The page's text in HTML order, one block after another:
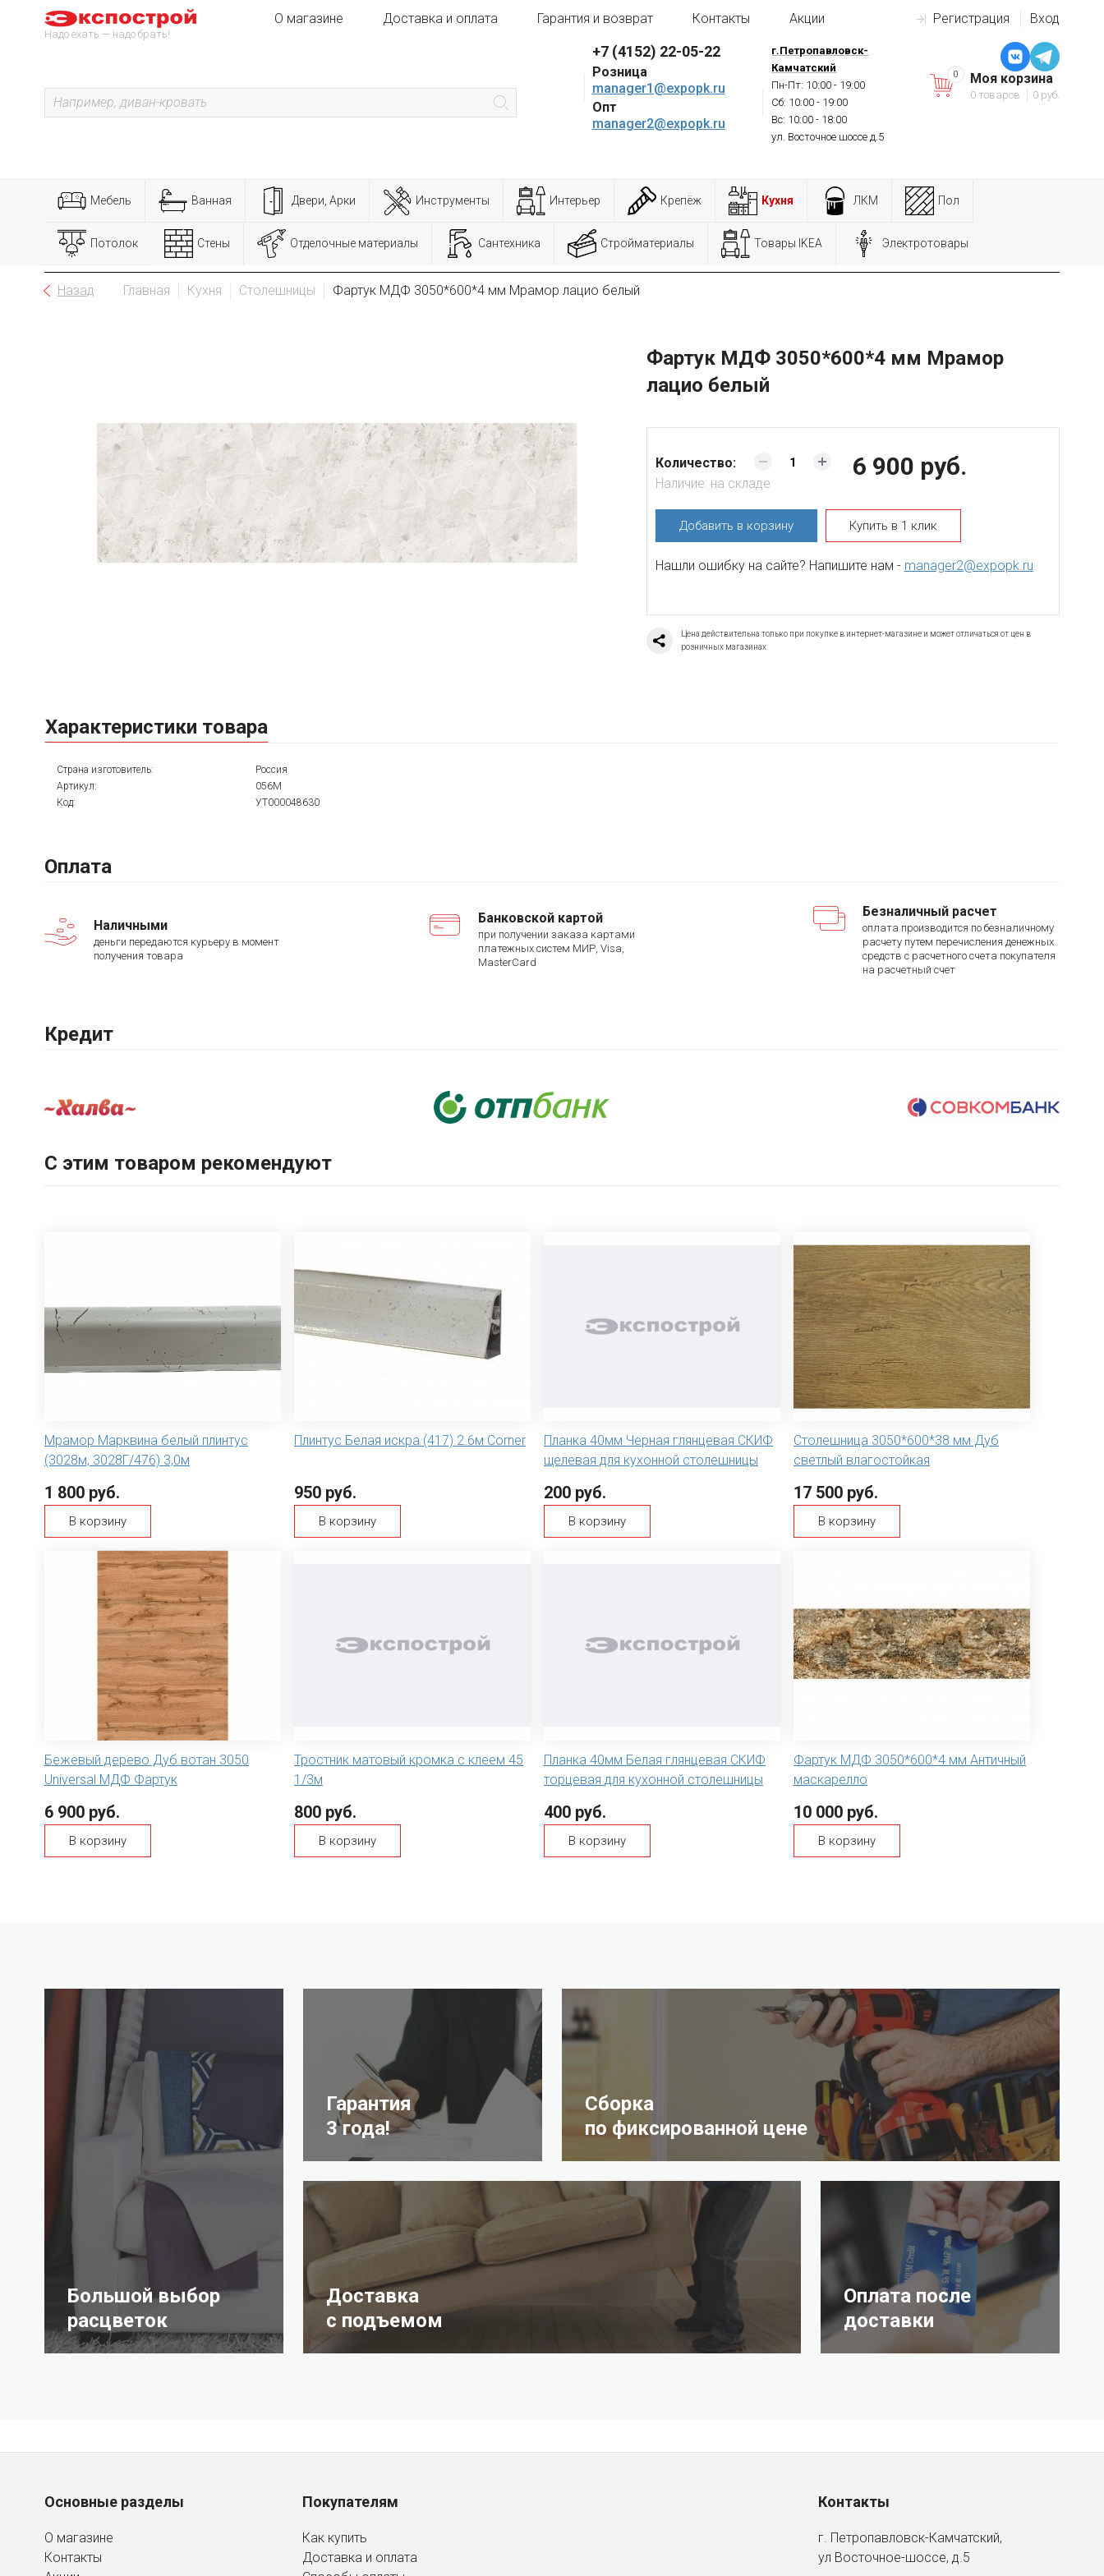
Надо ехать — надо брать!
Регистрация Вход
О магазине Доставка и оплата Гарантия и возврат Контакты Акции
+7 (4152) 22-05-22
Розница
manager1@expopk.ru
Опт
manager2@expopk.ru
г.Петропавловск-
Камчатский
Пн-Пт: 10:00 - 19:00
Сб: 10:00 - 19:00
Вс: 10:00 - 18:00
ул. Восточное шоссе д.5
Моя корзина
0 товаров 0 руб.
0
Мебель Ванная Двери, Арки Инструменты Интерьер Крепёж Кухня ЛКМ Пол
Потолок Стены Отделочные материалы Сантехника Стройматериалы Товары IKEA Электротовары
Назад Главная Кухня Столешницы Фартук МДФ 3050*600*4 мм Мрамор лацио белый
Фартук МДФ 3050*600*4 мм Мрамор
лацио белый
6 900 руб.
Количество:
Наличие: на складе
Добавить в корзину Купить в 1 клик
Нашли ошибку на сайте? Напишите нам - manager2@expopk.ru
Цена действительна только при покупке в интернет-магазине и может отличаться от цен в
розничных магазинах
Характеристики товара
Страна изготовитель:
Россия
Артикул:
056М
Код:
УТ000048630
Оплата
Наличными
деньги передаются курьеру в момент
получения товара
Банковской картой
при получении заказа картами
платежных систем МИР, Visa,
MasterCard
Безналичный расчет
оплата производится по безналичному
расчету путем перечисления денежных
средств с расчетного счета покупателя
на расчетный счет
Кредит
С этим товаром рекомендуют
Мрамор Марквина белый плинтус
(3028м, 3028Г/476) 3,0м
1 800 руб.
В корзину
Плинтус Белая искра (417) 2.6м Corner
950 руб.
В корзину
Планка 40мм Черная глянцевая СКИФ
щелевая для кухонной столешницы
200 руб.
В корзину
Столешница 3050*600*38 мм Дуб
светлый влагостойкая
17 500 руб.
В корзину
Бежевый дерево Дуб вотан 3050
Universal МДФ Фартук
6 900 руб.
В корзину
Тростник матовый кромка с клеем 45
1/3м
800 руб.
В корзину
Планка 40мм Белая глянцевая СКИФ
торцевая для кухонной столешницы
400 руб.
В корзину
Фартук МДФ 3050*600*4 мм Античный
маскарелло
10 000 руб.
В корзину
Большой выбор
расцветок
Гарантия
3 года!
Оплата после
доставки
Сборка
по фиксированной цене
Доставка
с подъемом
Основные разделы
О магазине
Контакты
Покупателям
Как купить
Доставка и оплата
Контакты
г. Петропавловск-Камчатский,
ул Восточное-шоссе, д.5